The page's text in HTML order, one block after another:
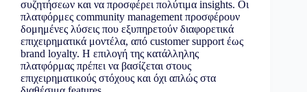
συζητήσεων και να προσφέρει πολύτιμα insights. Οι
πλατφόρμες community management προσφέρουν
δομημένες λύσεις που εξυπηρετούν διαφορετικά
επιχειρηματικά μοντέλα, από customer support έως
brand loyalty. Η επιλογή της κατάλληλης
πλατφόρμας πρέπει να βασίζεται στους
επιχειρηματικούς στόχους και όχι απλώς στα